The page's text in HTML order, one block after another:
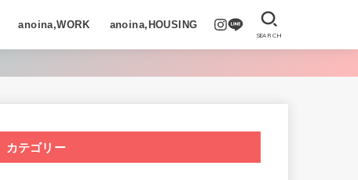
anoina,WORK anoina,HOUSING
SEARCH
カテゴリー